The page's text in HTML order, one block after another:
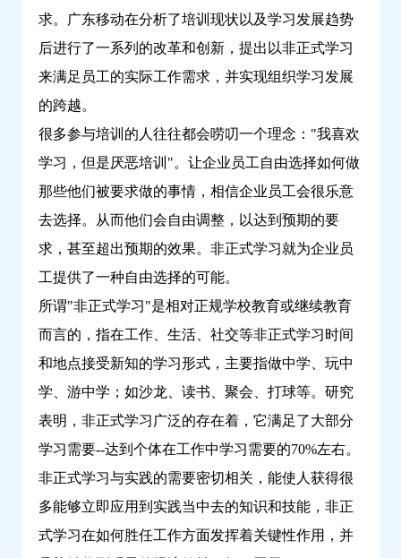
求。广东移动在分析了培训现状以及学习发展趋势
后进行了一系列的改革和创新，提出以非正式学习
来满足员工的实际工作需求，并实现组织学习发展
的跨越。
很多参与培训的人往往都会唠叨一个理念："我喜欢
学习，但是厌恶培训"。让企业员工自由选择如何做
那些他们被要求做的事情，相信企业员工会很乐意
去选择。从而他们会自由调整，以达到预期的要
求，甚至超出预期的效果。非正式学习就为企业员
工提供了一种自由选择的可能。
所谓"非正式学习"是相对正规学校教育或继续教育
而言的，指在工作、生活、社交等非正式学习时间
和地点接受新知的学习形式，主要指做中学、玩中
学、游中学；如沙龙、读书、聚会、打球等。研究
表明，非正式学习广泛的存在着，它满足了大部分
学习需要--达到个体在工作中学习需要的70%左右。
非正式学习与实践的需要密切相关，能使人获得很
多能够立即应用到实践当中去的知识和技能，非正
式学习在如何胜任工作方面发挥着关键性作用，并